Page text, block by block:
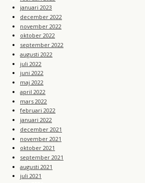
januari 2023
december 2022
november 2022
oktober 2022
september 2022
augusti 2022
juli 2022
juni 2022
maj 2022
april 2022
mars 2022
februari 2022
januari 2022
december 2021
november 2021
oktober 2021
september 2021
augusti 2021
juli 2021